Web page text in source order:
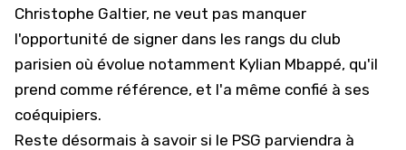
Christophe Galtier, ne veut pas manquer
l'opportunité de signer dans les rangs du club
parisien où évolue notamment Kylian Mbappé, qu'il
prend comme référence, et l'a même confié à ses
coéquipiers.
Reste désormais à savoir si le PSG parviendra à